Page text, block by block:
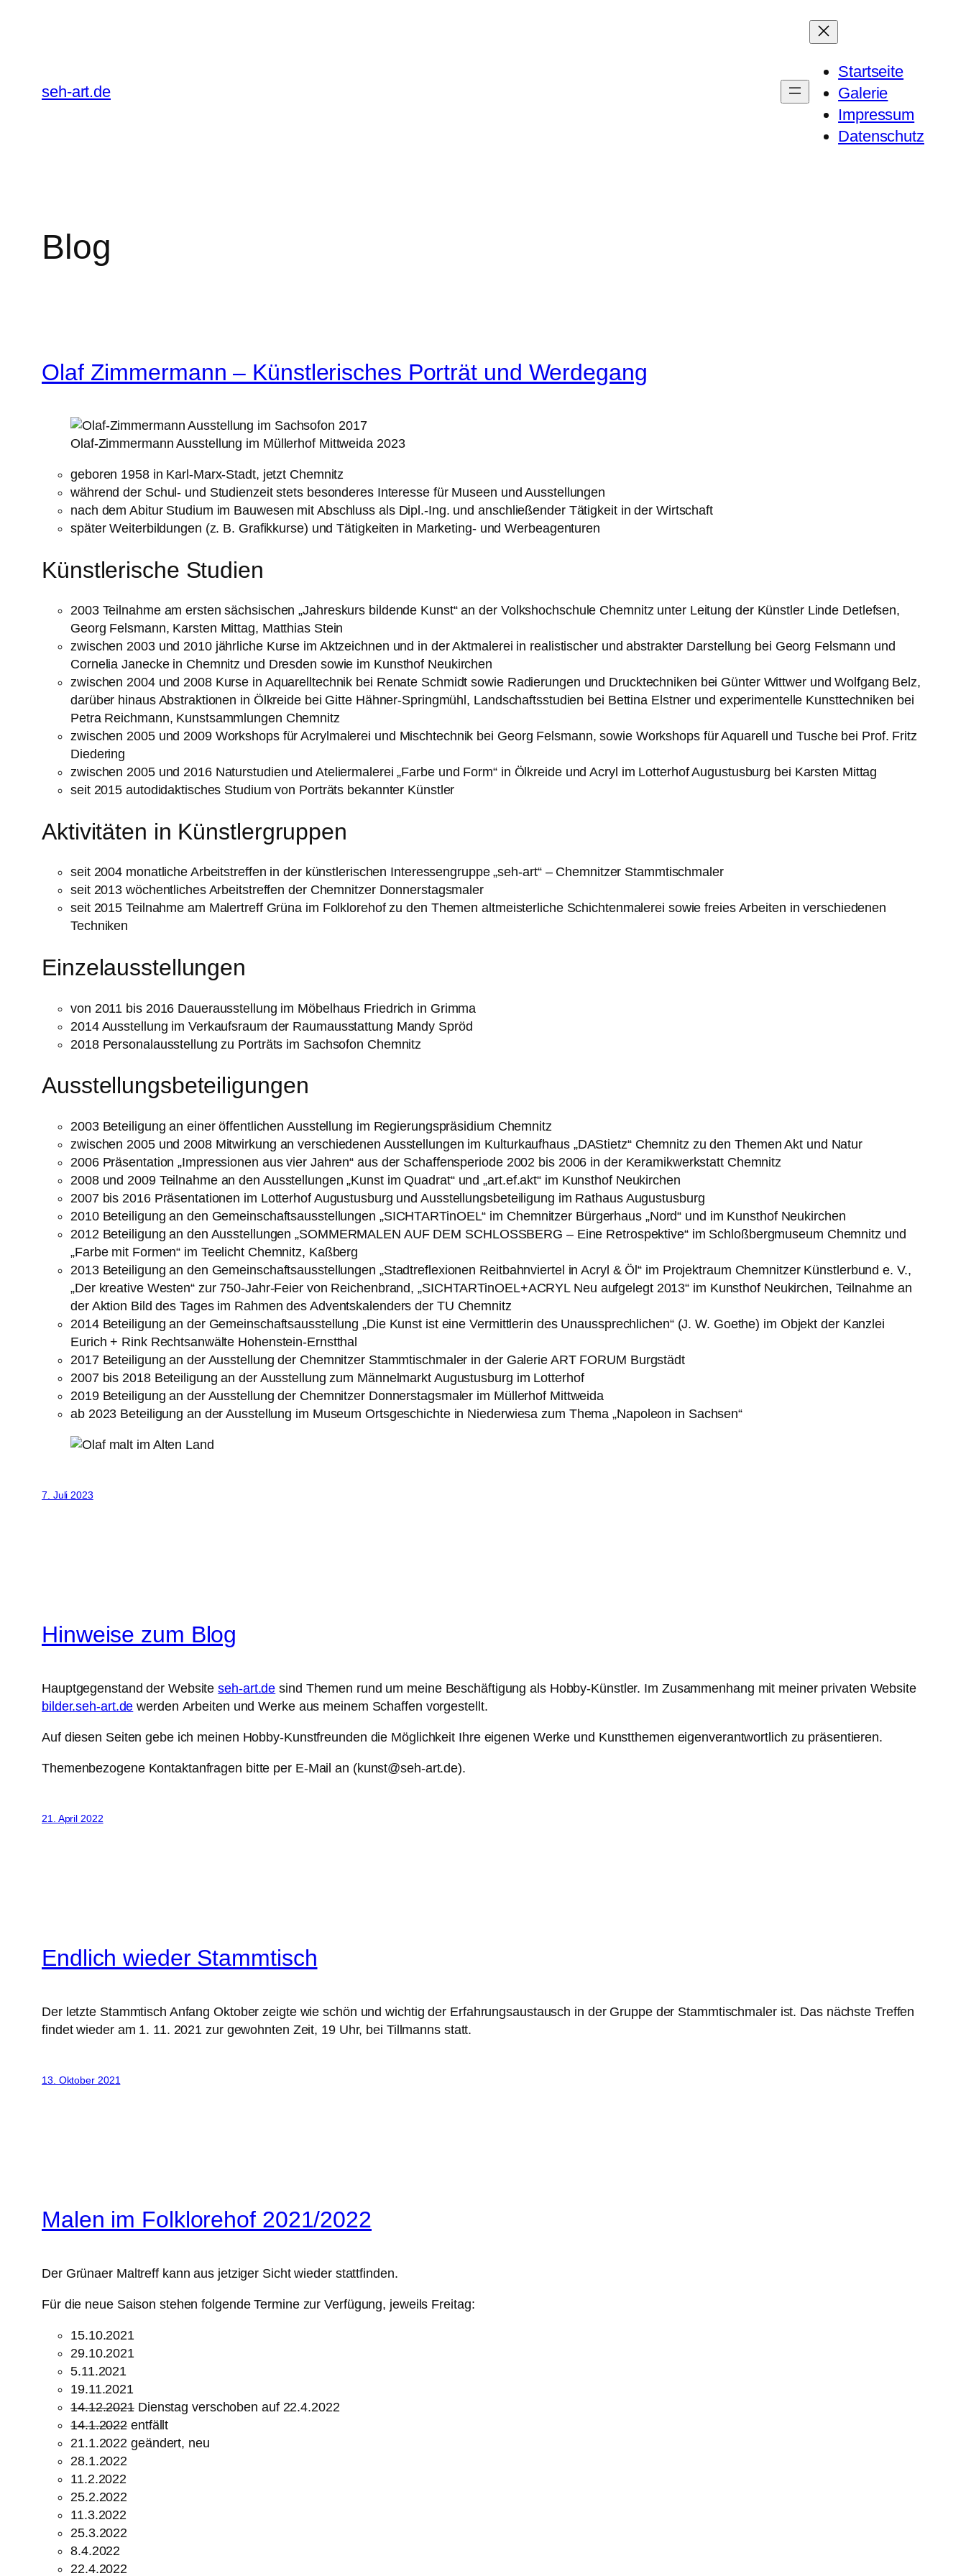
seh-art.de
Startseite
Galerie
Impressum
Datenschutz
Blog
Olaf Zimmermann – Künstlerisches Porträt und Werdegang
Olaf-Zimmermann Ausstellung im Müllerhof Mittweida 2023
geboren 1958 in Karl-Marx-Stadt, jetzt Chemnitz
während der Schul- und Studienzeit stets besonderes Interesse für Museen und Ausstellungen
nach dem Abitur Studium im Bauwesen mit Abschluss als Dipl.-Ing. und anschließender Tätigkeit in der Wirtschaft
später Weiterbildungen (z. B. Grafikkurse) und Tätigkeiten in Marketing- und Werbeagenturen
Künstlerische Studien
2003 Teilnahme am ersten sächsischen „Jahreskurs bildende Kunst“ an der Volkshochschule Chemnitz unter Leitung der Künstler Linde Detlefsen,
Georg Felsmann, Karsten Mittag, Matthias Stein
zwischen 2003 und 2010 jährliche Kurse im Aktzeichnen und in der Aktmalerei in realistischer und abstrakter Darstellung bei Georg Felsmann und
Cornelia Janecke in Chemnitz und Dresden sowie im Kunsthof Neukirchen
zwischen 2004 und 2008 Kurse in Aquarelltechnik bei Renate Schmidt sowie Radierungen und Drucktechniken bei Günter Wittwer und Wolfgang Belz,
darüber hinaus Abstraktionen in Ölkreide bei Gitte Hähner-Springmühl, Landschaftsstudien bei Bettina Elstner und experimentelle Kunsttechniken bei
Petra Reichmann, Kunstsammlungen Chemnitz
zwischen 2005 und 2009 Workshops für Acrylmalerei und Mischtechnik bei Georg Felsmann, sowie Workshops für Aquarell und Tusche bei Prof. Fritz
Diedering
zwischen 2005 und 2016 Naturstudien und Ateliermalerei „Farbe und Form“ in Ölkreide und Acryl im Lotterhof Augustusburg bei Karsten Mittag
seit 2015 autodidaktisches Studium von Porträts bekannter Künstler
Aktivitäten in Künstlergruppen
seit 2004 monatliche Arbeitstreffen in der künstlerischen Interessengruppe „seh-art“ – Chemnitzer Stammtischmaler
seit 2013 wöchentliches Arbeitstreffen der Chemnitzer Donnerstagsmaler
seit 2015 Teilnahme am Malertreff Grüna im Folklorehof zu den Themen altmeisterliche Schichtenmalerei sowie freies Arbeiten in verschiedenen
Techniken
Einzelausstellungen
von 2011 bis 2016 Dauerausstellung im Möbelhaus Friedrich in Grimma
2014 Ausstellung im Verkaufsraum der Raumausstattung Mandy Spröd
2018 Personalausstellung zu Porträts im Sachsofon Chemnitz
Ausstellungsbeteiligungen
2003 Beteiligung an einer öffentlichen Ausstellung im Regierungspräsidium Chemnitz
zwischen 2005 und 2008 Mitwirkung an verschiedenen Ausstellungen im Kulturkaufhaus „DAStietz“ Chemnitz zu den Themen Akt und Natur
2006 Präsentation „Impressionen aus vier Jahren“ aus der Schaffensperiode 2002 bis 2006 in der Keramikwerkstatt Chemnitz
2008 und 2009 Teilnahme an den Ausstellungen „Kunst im Quadrat“ und „art.ef.akt“ im Kunsthof Neukirchen
2007 bis 2016 Präsentationen im Lotterhof Augustusburg und Ausstellungsbeteiligung im Rathaus Augustusburg
2010 Beteiligung an den Gemeinschaftsausstellungen „SICHTARTinOEL“ im Chemnitzer Bürgerhaus „Nord“ und im Kunsthof Neukirchen
2012 Beteiligung an den Ausstellungen „SOMMERMALEN AUF DEM SCHLOSSBERG – Eine Retrospektive“ im Schloßbergmuseum Chemnitz und
„Farbe mit Formen“ im Teelicht Chemnitz, Kaßberg
2013 Beteiligung an den Gemeinschaftsausstellungen „Stadtreflexionen Reitbahnviertel in Acryl & Öl“ im Projektraum Chemnitzer Künstlerbund e. V.,
„Der kreative Westen“ zur 750-Jahr-Feier von Reichenbrand, „SICHTARTinOEL+ACRYL Neu aufgelegt 2013“ im Kunsthof Neukirchen, Teilnahme an
der Aktion Bild des Tages im Rahmen des Adventskalenders der TU Chemnitz
2014 Beteiligung an der Gemeinschaftsausstellung „Die Kunst ist eine Vermittlerin des Unaussprechlichen“ (J. W. Goethe) im Objekt der Kanzlei
Eurich + Rink Rechtsanwälte Hohenstein-Ernstthal
2017 Beteiligung an der Ausstellung der Chemnitzer Stammtischmaler in der Galerie ART FORUM Burgstädt
2007 bis 2018 Beteiligung an der Ausstellung zum Männelmarkt Augustusburg im Lotterhof
2019 Beteiligung an der Ausstellung der Chemnitzer Donnerstagsmaler im Müllerhof Mittweida
ab 2023 Beteiligung an der Ausstellung im Museum Ortsgeschichte in Niederwiesa zum Thema „Napoleon in Sachsen“
7. Juli 2023
Hinweise zum Blog
Hauptgegenstand der Websiteseh-art.de sind Themen rund um meine Beschäftigung als Hobby-Künstler. Im Zusammenhang mit meiner privaten Website
bilder.seh-art.de werden Arbeiten und Werke aus meinem Schaffen vorgestellt.
Auf diesen Seiten gebe ich meinen Hobby-Kunstfreunden die Möglichkeit Ihre eigenen Werke und Kunstthemen eigenverantwortlich zu präsentieren.
Themenbezogene Kontaktanfragen bitte per E-Mail an (kunst@seh-art.de).
21. April 2022
Endlich wieder Stammtisch
Der letzte Stammtisch Anfang Oktober zeigte wie schön und wichtig der Erfahrungsaustausch in der Gruppe der Stammtischmaler ist. Das nächste Treffen
findet wieder am 1. 11. 2021 zur gewohnten Zeit, 19 Uhr, bei Tillmanns statt.
13. Oktober 2021
Malen im Folklorehof 2021/2022
Der Grünaer Maltreff kann aus jetziger Sicht wieder stattfinden.
Für die neue Saison stehen folgende Termine zur Verfügung, jeweils Freitag:
15.10.2021
29.10.2021
5.11.2021
19.11.2021
14.12.2021 Dienstag verschoben auf 22.4.2022
14.1.2022entfällt
21.1.2022 geändert, neu
28.1.2022
11.2.2022
25.2.2022
11.3.2022
25.3.2022
8.4.2022
22.4.2022